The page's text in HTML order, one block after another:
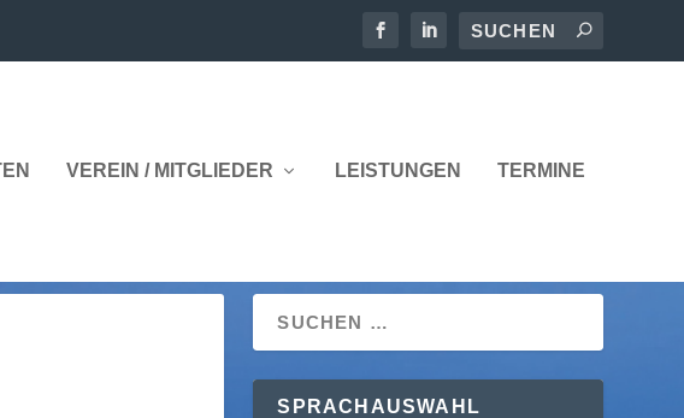
VEREIN / MITGLIEDER LEISTUNGEN TERMINE
SPRACHAUSWAHL